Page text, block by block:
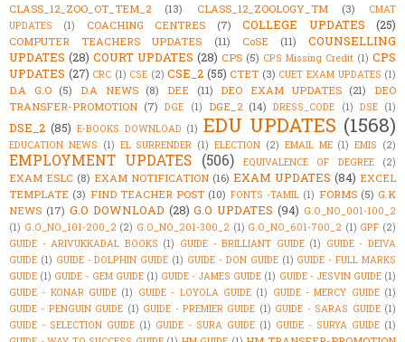
CLASS_12_ZOO_OT_TEM_2
(13) CLASS_12_ZOOLOGY_TM (3)
CMAT
UPDATES
(1) COACHING CENTRES (7) COLLEGE UPDATES (25)
COMPUTER TEACHERS UPDATES (11) CoSE (11)
COUNSELLING
UPDATES (28) COURT UPDATES (28) CPS (5) CPS Missing Credit (1) CPS
UPDATES (27) CRC (1) CSE (2) CSE_2 (55) CTET (3) CUET EXAM UPDATES (1)
D.A G.O (5) D.A NEWS (8) DEE (11) DEO EXAM UPDATES (21)
DEO
TRANSFER-PROMOTION (7) DGE (1) DGE_2 (14) DRESS_CODE (1) DSE (1)
DSE_2 (85) E-BOOKS DOWNLOAD (1) EDU UPDATES (1568)
EDUCATION NEWS (1) EL SURRENDER (1) ELECTION (2) EMAIL ME (1) EMIS (2)
EMPLOYMENT UPDATES (506) EQUIVALENCE OF DEGREE (2)
EXAM ESLC (8) EXAM NOTIFICATION (16) EXAM UPDATES (84) EXCEL
TEMPLATE (3) FIND TEACHER POST (10) FONTS -TAMIL (1) FORMS (5) G.K
NEWS (17) G.O DOWNLOAD (28) G.O UPDATES (94) G.O_NO_001-100_2
(1) G.O_NO_101-200_2 (2) G.O_NO_201-300_2 (1) G.O_NO_601-700_2 (1) GPF (2)
GUIDE - ARIVUKKADAL BOOKS (1) GUIDE - BRILLIANT GUIDE (1) GUIDE - DEIVA
GUIDE (1) GUIDE - DOLPHIN GUIDE (1) GUIDE - DON GUIDE (1) GUIDE - FULL MARKS
GUIDE (1) GUIDE - GEM GUIDE (1) GUIDE - JAMES GUIDE (1) GUIDE - JESVIN GUIDE (1)
GUIDE - KONAR GUIDE (1) GUIDE - LOYOLA GUIDE (1) GUIDE - MERCY GUIDE (1)
GUIDE - PENGUIN GUIDE (1) GUIDE - PREMIER GUIDE (1) GUIDE - SARAS GUIDE (1)
GUIDE - SELECTION GUIDE (1) GUIDE - SURA GUIDE (1) GUIDE - SURYA GUIDE (1)